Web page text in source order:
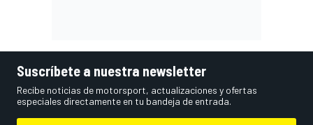
Suscríbete a nuestra newsletter
Recibe noticias de motorsport, actualizaciones y ofertas
especiales directamente en tu bandeja de entrada.